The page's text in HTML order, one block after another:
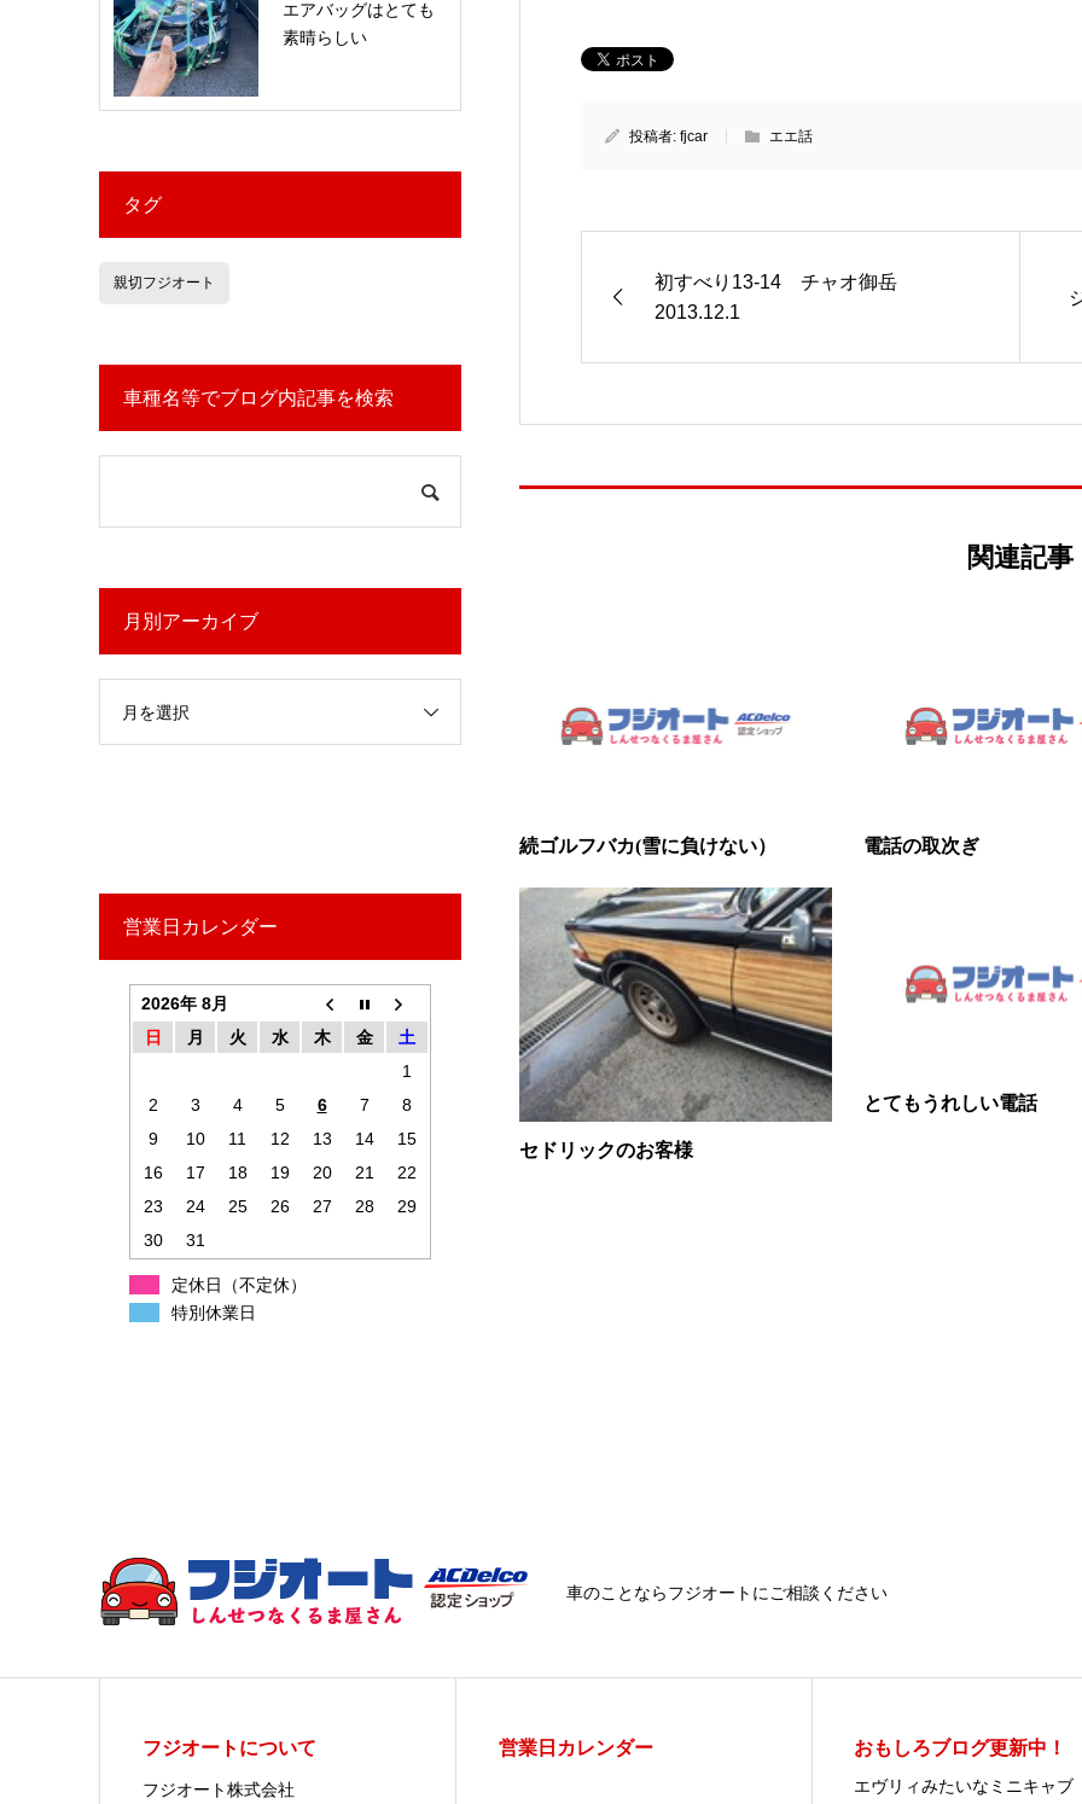
投稿者: fjcar エエ話
初すべり13-14 チャオ御岳
2013.12.1
関連記事
続ゴルフバカ(雪に負けない） 電話の取次ぎ
セドリックのお客様
とてもうれしい電話
エアバッグはとても
素晴らしい
タグ
親切フジオート
車種名等でブログ内記事を検索
月別アーカイブ
月を選択
営業日カレンダー
2026年 8月
日
月 火 水 木 金
土
1
2
3 4 5 6 7
8
9
10 11 12 13 14
15
16
17 18 19 20 21
22
23
24 25 26 27 28
29
30
31
定休日（不定休）
特別休業日
車のことならフジオートにご相談ください
フジオートについて
フジオート株式会社
営業日カレンダー おもしろブログ更新中！
エヴリィみたいなミニキャブ